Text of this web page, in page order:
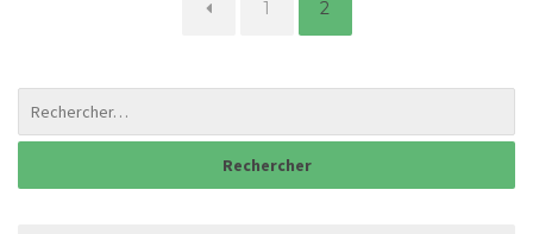
Page
1 Page
2